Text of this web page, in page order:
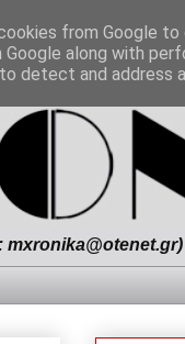
from Google
Google along with
detect and address